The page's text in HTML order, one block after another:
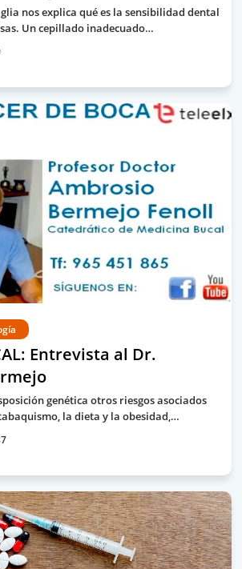
nos explica qué es la sensibilidad dental
Un cepillado inadecuado…
Entrevista al Dr.
genética otros riesgos asociados
la dieta y la obesidad,…